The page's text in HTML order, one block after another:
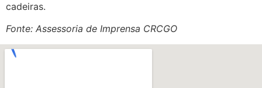
cadeiras.
Fonte: Assessoria de Imprensa CRCGO